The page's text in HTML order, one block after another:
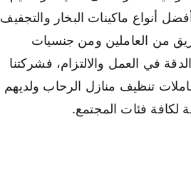
أنواع ماكينات البخار والتجفيف
من العاملين ومن جنسيات
في العمل والالتزام، فشركتنا
تنظيف منازل الرحاب ولديهم
لكافة فئات المجتمع.